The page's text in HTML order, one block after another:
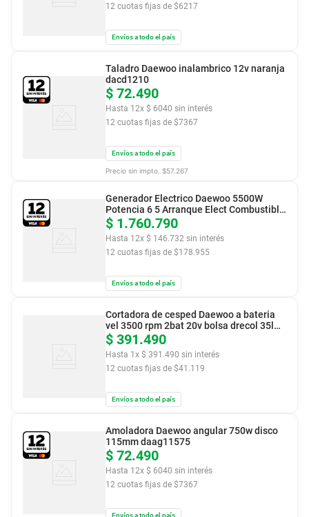
12 cuotas fijas de $6217
Envíos a todo el país
$ 72.490
Hasta 12x $ 6040 sin interés
12 cuotas fijas de $7367
Taladro Daewoo inalambrico 12v naranja
dacd1210
Envíos a todo el país
Precio sin impto. $57.267
$ 1.760.790
Hasta 12x $ 146.732 sin interés
12 cuotas fijas de $178.955
Generador Electrico Daewoo 5500W
Potencia 6 5 Arranque Elect Combustible
Gd6500E
Envíos a todo el país
$ 391.490
Hasta 1x $ 391 .490 sin interés
12 cuotas fijas de $41.119
Cortadora de cesped Daewoo a bateria
vel 3500 rpm 2bat 20v bolsa drecol 35l
dlm4040li
Envíos a todo el país
$ 72.490
Hasta 12x $ 6040 sin interés
12 cuotas fijas de $7367
Amoladora Daewoo angular 750w disco
115mm daag11575
Envíos a todo el país